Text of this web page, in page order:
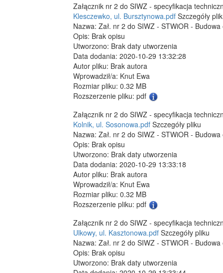
Załącznik nr 2 do SIWZ - specyfikacja
Klesczewko, ul. Bursztynowa.pdf Szczegóły
Nazwa: Zał. nr 2 do SIWZ - STWiOR -
Opis: Brak opisu
Utworzono: Brak daty utworzenia
Data dodania: 2020-10-29 13:32:28
Autor pliku: Brak autora
Wprowadził/a: Knut Ewa
Rozmiar pliku: 0.32 MB
Rozszerzenie pliku: pdf
Załącznik nr 2 do SIWZ - specyfikacja
Kolnik, ul. Sosonowa.pdf Szczegóły pliku
Nazwa: Zał. nr 2 do SIWZ - STWiOR -
Opis: Brak opisu
Utworzono: Brak daty utworzenia
Data dodania: 2020-10-29 13:33:18
Autor pliku: Brak autora
Wprowadził/a: Knut Ewa
Rozmiar pliku: 0.32 MB
Rozszerzenie pliku: pdf
Załącznik nr 2 do SIWZ - specyfikacja
Ulkowy, ul. Kasztonowa.pdf Szczegóły pliku
Nazwa: Zał. nr 2 do SIWZ - STWiOR -
Opis: Brak opisu
Utworzono: Brak daty utworzenia